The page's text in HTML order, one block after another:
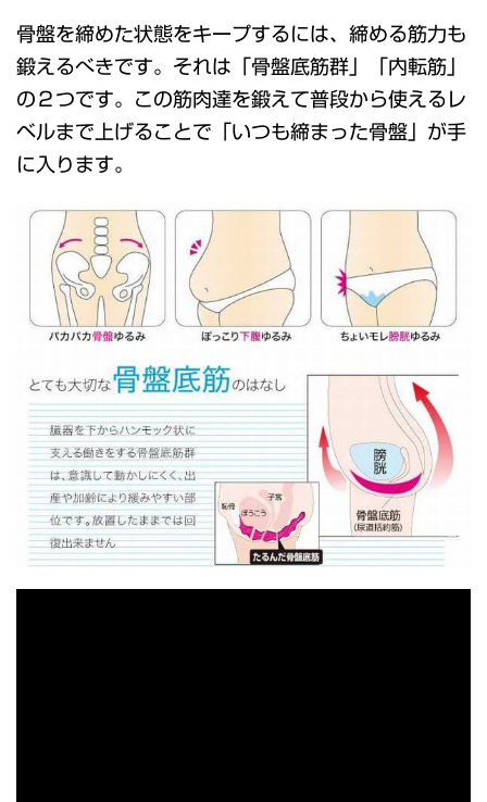
骨盤を締めた状態をキープするには、締める筋力も
鍛えるべきです。それは「骨盤底筋群」「内転筋」
の２つです。この筋肉達を鍛えて普段から使えるレ
ベルまで上げることで「いつも締まった骨盤」が手
に入ります。